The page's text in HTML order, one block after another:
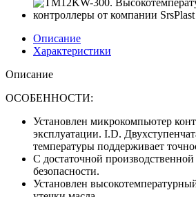
Описание
Характеристики
Описание
ОСОБЕННОСТИ:
Установлен микрокомпьютер
эксплуатации. I.D.
температуры поддерживает
С достаточной
безопасности.
Установлен